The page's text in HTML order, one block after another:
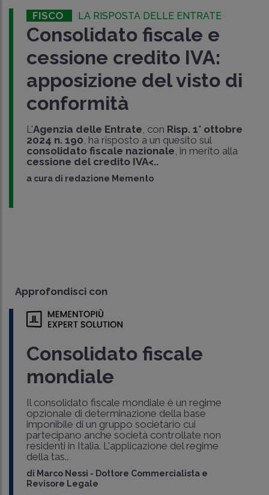
FISCO LA RISPOSTA DELLE ENTRATE
Consolidato fiscale e
cessione credito IVA:
apposizione del visto di
conformità
L'Agenzia delle Entrate, con Risp. 1° ottobre
2024 n. 190, ha risposto a un quesito sul
consolidato fiscale nazionale, in merito alla
cessione del credito IVA<..
a cura di redazione Memento
Approfondisci con
Consolidato fiscale
mondiale
Il consolidato fiscale mondiale è un regime
opzionale di determinazione della base
imponibile di un gruppo societario cui
partecipano anche società controllate non
residenti in Italia. L'applicazione del regime
della tas..
di Marco Nessi - Dottore Commercialista e
Revisore Legale